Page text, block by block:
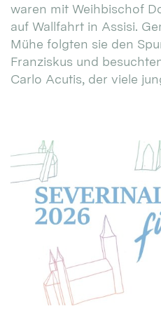
waren mit Weihbischof
auf Wallfahrt in Assisi.
Mühe folgten sie den
Franziskus und
Carlo Acutis, der viele